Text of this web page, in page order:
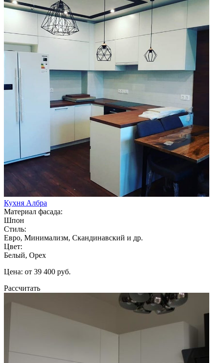
Кухня Албра
Материал фасада:
Шпон
Стиль:
Евро, Минимализм, Скандинавский и др.
Цвет:
Белый, Орех
Цена: от 39 400 руб.
Рассчитать